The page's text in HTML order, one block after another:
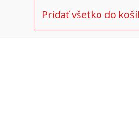
Pridať všetko do